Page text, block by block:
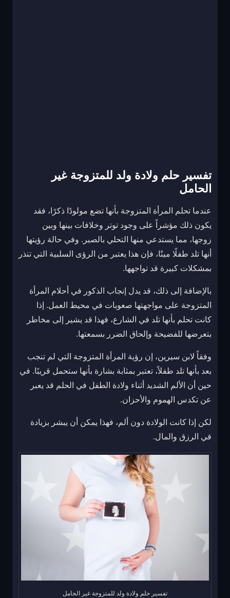
تفسير حلم ولادة ولد للمتزوجة غير
الحامل
عندما تحلم المرأة المتزوجة بأنها تضع مولودًا ذكرًا، فقد
يكون ذلك مؤشراً على وجود توتر وخلافات بينها وبين
زوجها، مما يستدعي منها التحلي بالصبر. وفي حالة رؤيتها
أنها تلد طفلًا ميتًا، فإن هذا يعتبر من الرؤى السلبية التي تنذر
بمشكلات كبيرة قد تواجهها.
بالإضافة إلى ذلك، قد يدل إنجاب الذكور في أحلام المرأة
المتزوجة على مواجهتها صعوبات في محيط العمل. إذا
كانت تحلم بأنها تلد في الشارع، فهذا قد يشير إلى مخاطر
بتعرضها للفضيحة وإلحاق الضرر بسمعتها.
وفقاً لابن سيرين، إن رؤية المرأة المتزوجة التي لم تنجب
بعد بأنها تلد طفلاً، تعتبر بمثابة بشارة بأنها ستحمل قريبًا. في
حين أن الألم الشديد أثناء ولادة الطفل في الحلم قد يعبر
عن تكدس الهموم والأحزان.
لكن إذا كانت الولادة دون ألم، فهذا يمكن أن يبشر بزيادة
في الرزق والمال.
تفسير حلم ولادة ولد للمتزوجة غير الحامل